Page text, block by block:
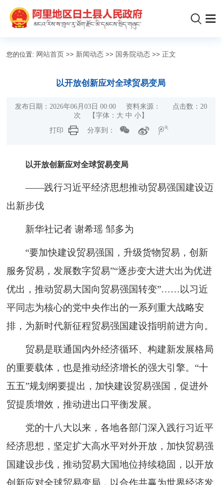
您的位置: 网站首页 >> 新闻动态 >> 国务院动态 >> 正文
以开放创新应对全球贸易变局
发布日期：2026年06月03日 00:00 资料来源： 点击数： 20
次
【字体： 大 中 小】
打印
分享到：
以开放创新应对全球贸易变局
——践行习近平经济思想推动贸易强国建设迈
出新步伐
新华社记者 谢希瑶 邹多为
“要加快建设贸易强国，升级货物贸易，创新
服务贸易，发展数字贸易”“逐步变大进大出为优进
优出，推动贸易大国向贸易强国转变”……以习近
平同志为核心的党中央作出的一系列重大战略安
排，为新时代新征程贸易强国建设指明前进方向。
贸易是联通国内外经济循环、构建新发展格局
的重要载体，也是推动经济增长的强大引擎。“十
五五”规划纲要提出，加快建设贸易强国，促进外
贸提质增效，推动进出口平衡发展。
党的十八大以来，各地各部门深入践行习近平
经济思想，坚定扩大高水平对外开放，加快贸易强
国建设步伐，推动贸易大国地位持续稳固，以开放
创新应对全球贸易变局，以合作共赢为世界经济发